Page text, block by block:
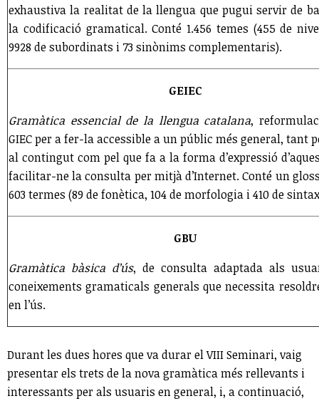
exhaustiva la realitat de la llengua que pugui servir de
la codificació gramatical. Conté 1.456 temes (455 de
9928 de subordinats i 73 sinònims complementaris).
GEIEC
Gramàtica essencial de la llengua catalana,
GIEC per a fer-la accessible a un públic més general, tant
al contingut com pel que fa a la forma d’expressió
facilitar-ne la consulta per mitjà d’Internet. Conté un
603 termes (89 de fonètica, 104 de morfologia i 410 de
GBU
Gramàtica bàsica d’ús, de consulta adaptada als
coneixements gramaticals generals que necessita
en l’ús.
Durant les dues hores que va durar el VIII Seminari, vaig
presentar els trets de la nova gramàtica més rellevants i
interessants per als usuaris en general, i, a continuació,